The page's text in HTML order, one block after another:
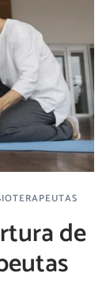
de